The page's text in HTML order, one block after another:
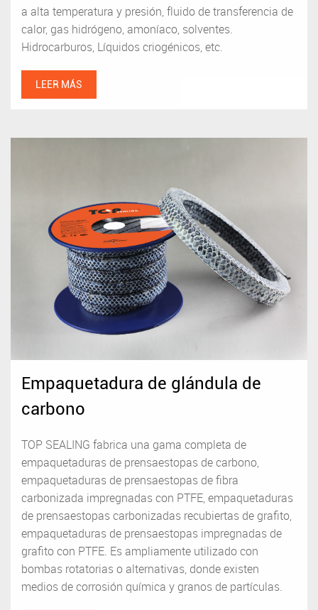
a alta temperatura y presión, fluido de transferencia de
calor, gas hidrógeno, amoníaco, solventes.
Hidrocarburos, Líquidos criogénicos, etc.
LEER MÁS
Empaquetadura de glándula de
carbono
TOP SEALING fabrica una gama completa de
empaquetaduras de prensaestopas de carbono,
empaquetaduras de prensaestopas de fibra
carbonizada impregnadas con PTFE, empaquetaduras
de prensaestopas carbonizadas recubiertas de grafito,
empaquetaduras de prensaestopas impregnadas de
grafito con PTFE. Es ampliamente utilizado con
bombas rotatorias o alternativas, donde existen
medios de corrosión química y granos de partículas.